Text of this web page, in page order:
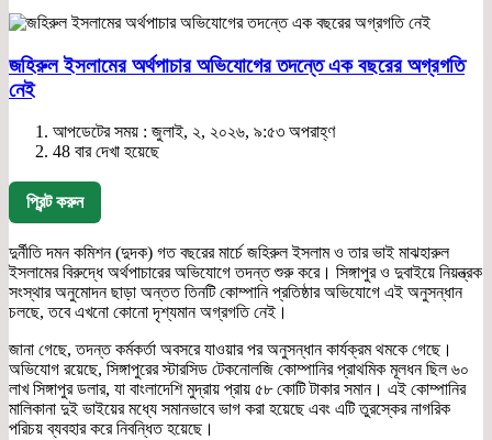
জহিরুল ইসলামের অর্থপাচার অভিযোগের তদন্তে এক বছরের অগ্রগতি
নেই
আপডেটের সময় : জুলাই, ২, ২০২৬, ৯:৫৩ অপরাহ্ণ
48 বার দেখা হয়েছে
প্রিন্ট করুন
দুর্নীতি দমন কমিশন (দুদক) গত বছরের মার্চে জহিরুল ইসলাম ও তার ভাই মাঝহারুল
ইসলামের বিরুদ্ধে অর্থপাচারের অভিযোগে তদন্ত শুরু করে। সিঙ্গাপুর ও দুবাইয়ে নিয়ন্ত্রক
সংস্থার অনুমোদন ছাড়া অন্তত তিনটি কোম্পানি প্রতিষ্ঠার অভিযোগে এই অনুসন্ধান
চলছে, তবে এখনো কোনো দৃশ্যমান অগ্রগতি নেই।
জানা গেছে, তদন্ত কর্মকর্তা অবসরে যাওয়ার পর অনুসন্ধান কার্যক্রম থমকে গেছে।
অভিযোগ রয়েছে, সিঙ্গাপুরের স্টারসিড টেকনোলজি কোম্পানির প্রাথমিক মূলধন ছিল ৬০
লাখ সিঙ্গাপুর ডলার, যা বাংলাদেশি মুদ্রায় প্রায় ৫৮ কোটি টাকার সমান। এই কোম্পানির
মালিকানা দুই ভাইয়ের মধ্যে সমানভাবে ভাগ করা হয়েছে এবং এটি তুরস্কের নাগরিক
পরিচয় ব্যবহার করে নিবন্ধিত হয়েছে।